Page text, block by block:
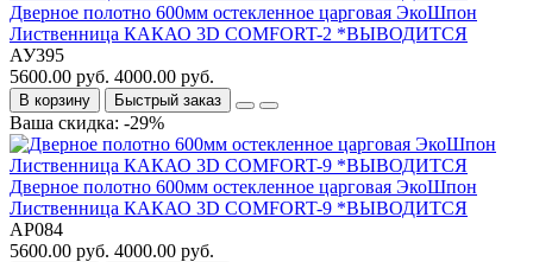
Дверное полотно 600мм остекленное царговая ЭкоШпон
Лиственница КАКАО 3D COMFORT-2 *ВЫВОДИТСЯ
АУ395
5600.00 руб. 4000.00 руб.
В корзину Быстрый заказ
Ваша скидка: -29%
Дверное полотно 600мм остекленное царговая ЭкоШпон
Лиственница КАКАО 3D COMFORT-9 *ВЫВОДИТСЯ
АР084
5600.00 руб. 4000.00 руб.